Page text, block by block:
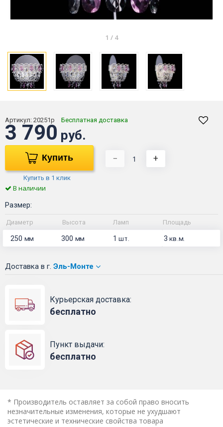
1 / 4
Артикул: 20251р Бесплатная доставка
3 790 руб.
Купить
Купить в 1 клик
− +
В наличии
Размер:
Диаметр Высота Ламп Площадь
250 мм 300 мм 1шт. 3кв.м.
Доставка в г. Эль-Монте
Курьерская доставка:
бесплатно
Пункт выдачи:
бесплатно
* Производитель оставляет за собой право вносить
незначительные изменения, которые не ухудшают
эстетические и технические свойства товара